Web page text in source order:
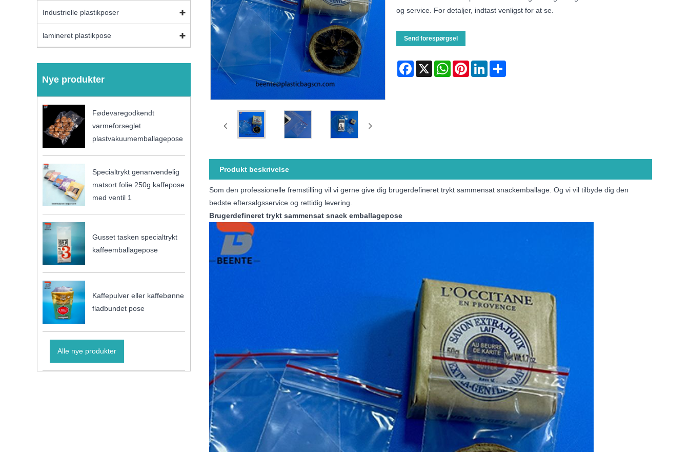
Industrielle plastikposer
lamineret plastikpose
Nye produkter
Fødevaregodkendt
varmeforseglet
plastvakuumemballagepose
Specialtrykt genanvendelig
matsort folie 250g kaffepose
med ventil 1
Gusset tasken specialtrykt
kaffeemballagepose
Kaffepulver eller kaffebønne
fladbundet pose
Alle nye produkter
og service. For detaljer, indtast venligst for at se.
Send forespørgsel
Facebook
X WhatsAppPinterestLinkedInShare
Produkt beskrivelse
Som den professionelle fremstilling vil vi gerne give dig brugerdefineret trykt sammensat snackemballage. Og vi vil tilbyde dig den
bedste eftersalgsservice og rettidig levering.
Brugerdefineret trykt sammensat snack emballagepose